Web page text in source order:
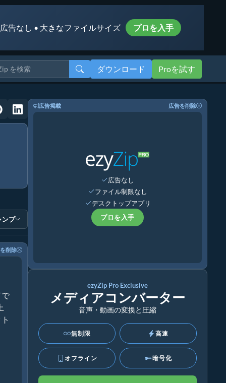
告なし • 大きなファイルサイズ プロを入手
ダウンロード Proを試す
ンプ
削除
広告掲載 広告を削除
広告なし
ファイル制限なし
デスクトップアプリ
プロを入手
ezyZip Pro Exclusive
メディアコンバーター
音声・動画の変換と圧縮
無制限 高速
オフライン 暗号化